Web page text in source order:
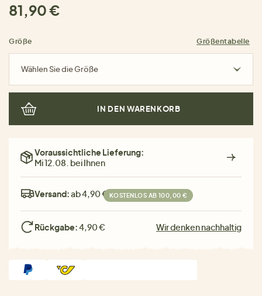
81,90 €
Größe Größentabelle
Wählen Sie die Größe
IN DEN WARENKORB
Voraussichtliche Lieferung:
Mi 12.08. bei Ihnen
Versand:ab 4,90 € KOSTENLOS AB 100,00 €
Rückgabe:4,90 € Wir denken nachhaltig